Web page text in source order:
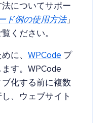
についてサポー
ド例の使用方法」
ください。
に、 WPCode プ
す。WPCode
化する前に複数
、ウェブサイト